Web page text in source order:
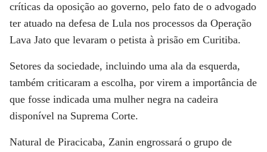
críticas da oposição ao governo, pelo fato de o advogado
ter atuado na defesa de Lula nos processos da Operação
Lava Jato que levaram o petista à prisão em Curitiba.
Setores da sociedade, incluindo uma ala da esquerda,
também criticaram a escolha, por virem a importância de
que fosse indicada uma mulher negra na cadeira
disponível na Suprema Corte.
Natural de Piracicaba, Zanin engrossará o grupo de